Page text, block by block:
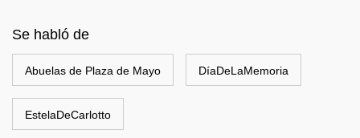
Se habló de
Abuelas de Plaza de Mayo DíaDeLaMemoria
EstelaDeCarlotto